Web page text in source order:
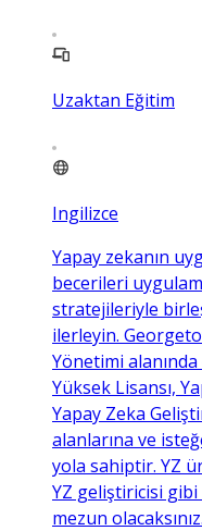
Uzaktan Eğitim
Ingilizce
Yapay zekanın
becerileri
stratejileriyle
ilerleyin.
Yönetimi
Yüksek Lisansı,
Yapay Zeka
alanlarına ve
yola sahiptir. YZ
YZ geliştiricisi
mezun olacaksınız.